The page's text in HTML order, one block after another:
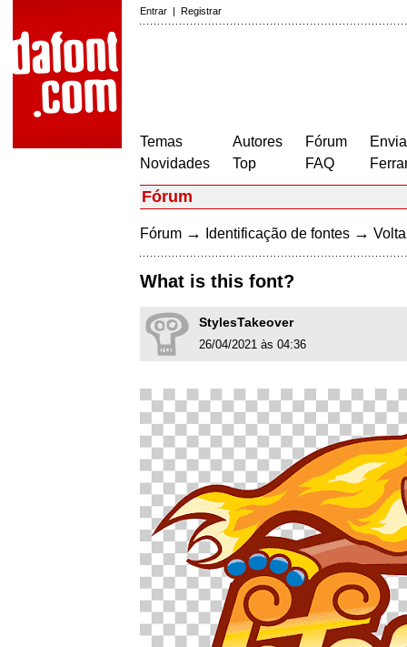
Entrar | Registrar
Temas
Novidades
Autores
Top
Fórum
FAQ
Fórum
Fórum → Identificação de fontes →
What is this font?
StylesTakeover
26/04/2021 às 04:36